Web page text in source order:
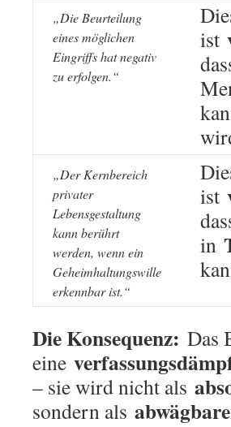
„Die Beurteilung
eines möglichen
Eingriffs hat negativ
zu erfolgen.“
ist
„Der Kernbereich
privater
Lebensgestaltung
kann berührt
werden, wenn ein
Geheimhaltungswille
erkennbar ist.“
ist
in
Die Konsequenz: Das
eine
– sie wird nicht als
sondern als